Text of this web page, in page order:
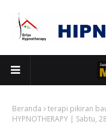
Beranda terapi pikiran
HYPNOTHERAPY | Sabtu,